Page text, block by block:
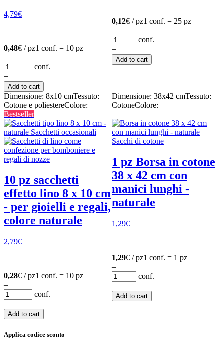
4,79€
0,48€ / pz1 conf. = 10 pz
–
conf.
+
Add to cart
0,12€ / pz1 conf. = 25 pz
–
conf.
+
Add to cart
Dimensione: 8x10 cmTessuto:
Cotone e poliestereColore:
Bestseller
10 pz sacchetti
effetto lino 8 x 10 cm
- per gioielli e regali,
colore naturale
2,79€
0,28€ / pz1 conf. = 10 pz
–
conf.
+
Add to cart
Dimensione: 38x42 cmTessuto:
CotoneColore:
1 pz Borsa in cotone
38 x 42 cm con
manici lunghi -
naturale
1,29€
1,29€ / pz1 conf. = 1 pz
–
conf.
+
Add to cart
Applica codice sconto